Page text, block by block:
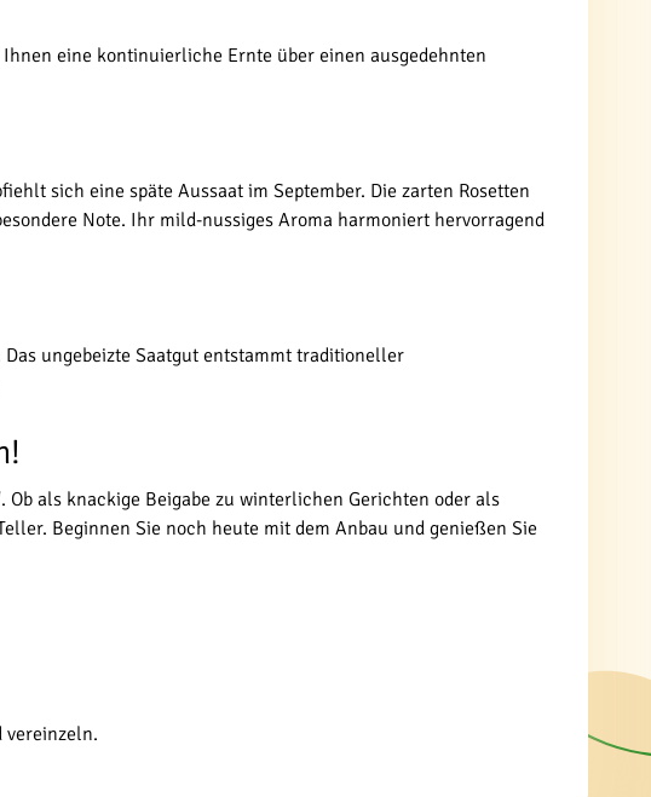
eine kontinuierliche Ernte über einen ausgedehnten
sich eine späte Aussaat im September. Die zarten Rosetten
Note. Ihr mild-nussiges Aroma harmoniert hervorragend
ungebeizte Saatgut entstammt traditioneller
als knackige Beigabe zu winterlichen Gerichten oder als
Beginnen Sie noch heute mit dem Anbau und genießen Sie
vereinzeln.